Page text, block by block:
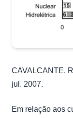
CAVALCANTE,
jul. 2007.
Em relação aos